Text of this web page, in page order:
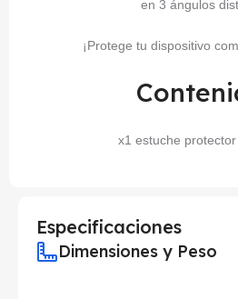
en 3 ángulos
¡Protege tu dispositivo
x1 estuche
Especificaciones
Dimensiones y Peso